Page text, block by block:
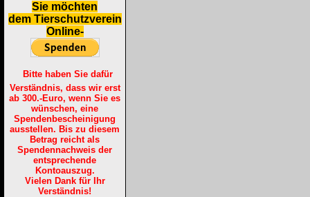
Sie möchten
dem Tierschutzverein
Online-
Bitte haben Sie dafür
Verständnis, dass wir erst
ab 300.-Euro, wenn Sie es
wünschen, eine
Spendenbescheinigung
ausstellen. Bis zu diesem
Betrag reicht als
Spendennachweis der
entsprechende
Kontoauszug.
Vielen Dank für Ihr
Verständnis!